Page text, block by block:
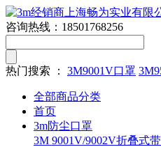
咨询热线： 18501768256
热门搜索 ： 3M9001V口罩
全部商品分类
首页
3m防尘口罩
3M 9001V/9002V折叠式